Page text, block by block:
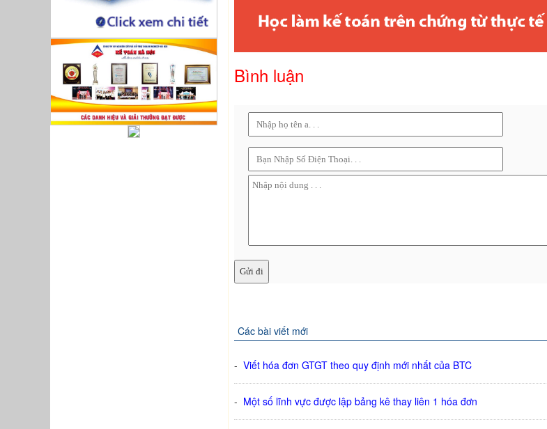
Bình luận
Các bài viết mới
- Viết hóa đơn GTGT theo quy định mới nhất của BTC
- Một số lĩnh vực được lập bảng kê thay liên 1 hóa đơn